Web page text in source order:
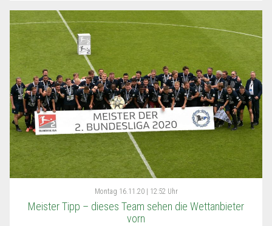
Montag 16.11.20 | 12:52 Uhr
Meister Tipp – dieses Team sehen die Wettanbieter
vorn